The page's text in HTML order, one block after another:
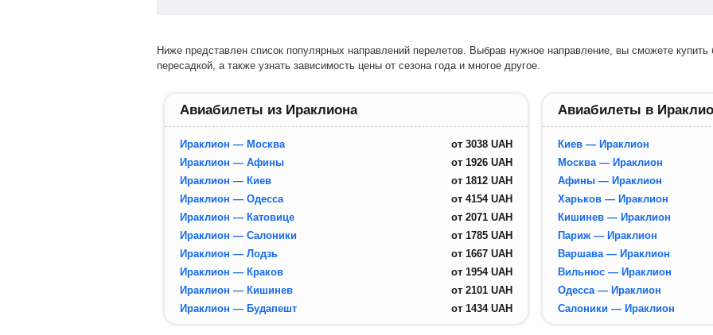
Ниже представлен список популярных направлений перелетов. Выбрав нужное направление, вы сможете купить билет на прямой рейс или авиарейс с
пересадкой, а также узнать зависимость цены от сезона года и многое другое.
Авиабилеты из Ираклиона
Ираклион — Москва от 3038 UAH
Ираклион — Афины
от 1926 UAH
Ираклион — Киев
от 1812 UAH
Ираклион — Одесса
от 4154 UAH
Ираклион — Катовице
от 2071 UAH
Ираклион — Салоники
от 1785 UAH
Ираклион — Лодзь
от 1667 UAH
Ираклион — Краков
от 1954 UAH
Ираклион — Кишинев
от 2101 UAH
Ираклион — Будапешт
от 1434 UAH
Авиабилеты в
Киев — Ираклион
Москва — Ираклион
Афины — Ираклион
Харьков — Ираклион
Кишинев — Ираклион
Париж — Ираклион
Варшава — Ираклион
Вильнюс — Ираклион
Одесса — Ираклион
Салоники — Ираклион